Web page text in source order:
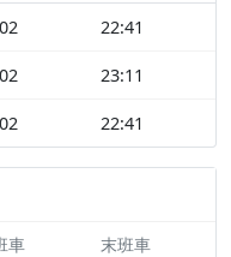
22:41
23:11
22:41
車 末班車